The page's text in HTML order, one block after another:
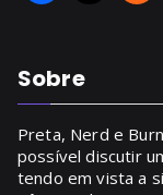
Sobre
Preta, Nerd e
possível discutir
tendo em vista a